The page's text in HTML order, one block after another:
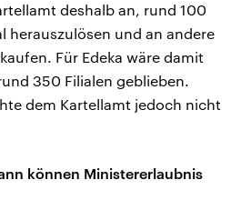
deshalb an, rund 100
herauszulösen und an andere
Für Edeka wäre damit
350 Filialen geblieben.
dem Kartellamt jedoch nicht
können Ministererlaubnis